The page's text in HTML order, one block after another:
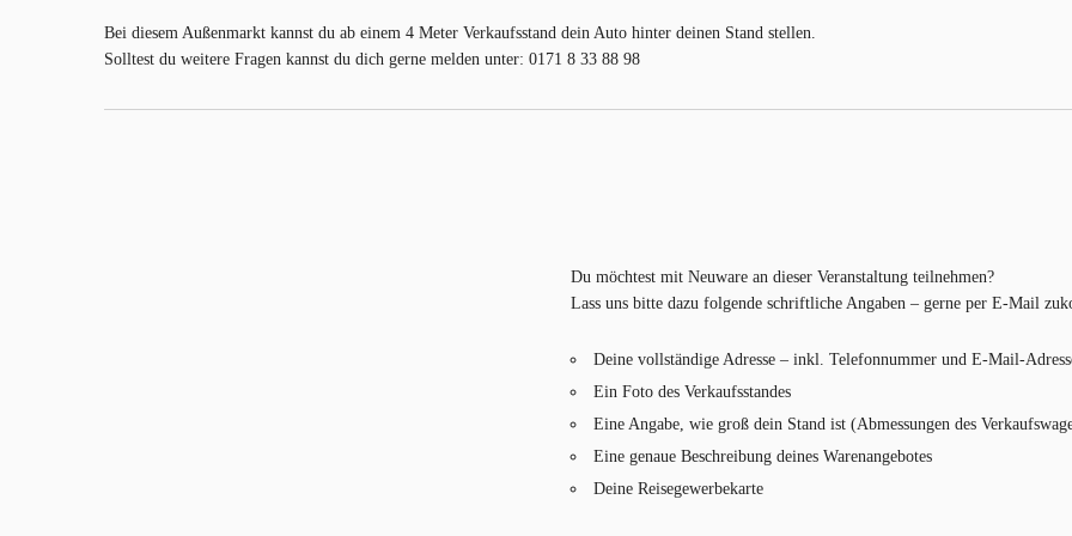
Bei diesem Außenmarkt kannst du ab einem 4 Meter Verkaufsstand dein Auto hinter deinen Stand stellen.
Solltest du weitere Fragen kannst du dich gerne melden unter: 0171 8 33 88 98
Du möchtest mit Neuware an dieser Veranstaltung teilnehmen?
Lass uns bitte dazu folgende schriftliche Angaben – gerne per E-Mail
Deine vollständige Adresse – inkl. Telefonnummer und E-Mail-
Ein Foto des Verkaufsstandes
Eine Angabe, wie groß dein Stand ist (Abmessungen des
Eine genaue Beschreibung deines Warenangebotes
Deine Reisegewerbekarte